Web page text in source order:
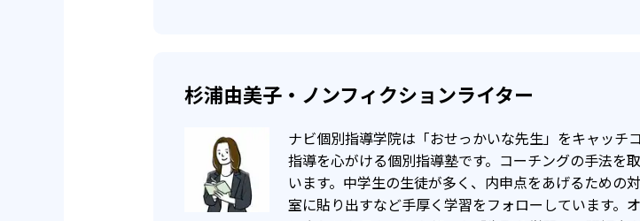
杉浦由美子・ノンフィクションライター
ナビ個別指導学院は「おせっかいな先生」をキャッチ
指導を心がける個別指導塾です。コーチングの手法を
います。中学生の生徒が多く、内申点をあげるための
室に貼り出すなど手厚く学習をフォローしています。